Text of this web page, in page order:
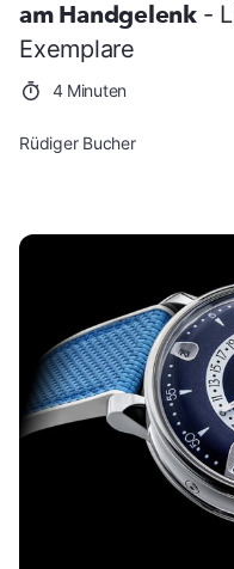
am Handgelenk -
Exemplare
4 Minuten
Rüdiger Bucher